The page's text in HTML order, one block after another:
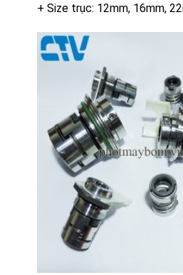
+ Size trục: 12mm, 16mm,